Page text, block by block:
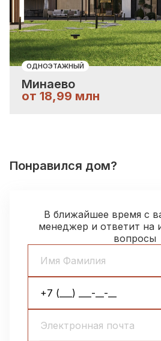
ОДНОЭТАЖНЫЙ
Минаево
от 18,99 млн
Понравился дом?
В ближайшее время с
менеджер и ответит на
вопросы